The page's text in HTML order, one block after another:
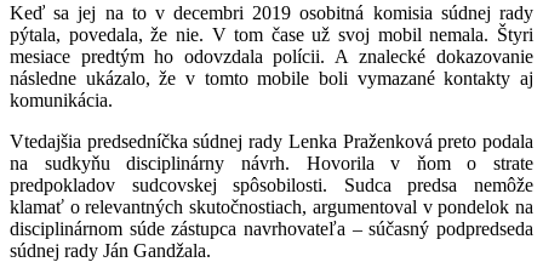
Keď sa jej na to v decembri 2019 osobitná komisia súdnej rady
pýtala, povedala, že nie. V tom čase už svoj mobil nemala. Štyri
mesiace predtým ho odovzdala polícii. A znalecké dokazovanie
následne ukázalo, že v tomto mobile boli vymazané kontakty aj
komunikácia.
Vtedajšia predsedníčka súdnej rady Lenka Praženková preto podala
na sudkyňu disciplinárny návrh. Hovorila v ňom o strate
predpokladov sudcovskej spôsobilosti. Sudca predsa nemôže
klamať o relevantných skutočnostiach, argumentoval v pondelok na
disciplinárnom súde zástupca navrhovateľa – súčasný podpredseda
súdnej rady Ján Gandžala.